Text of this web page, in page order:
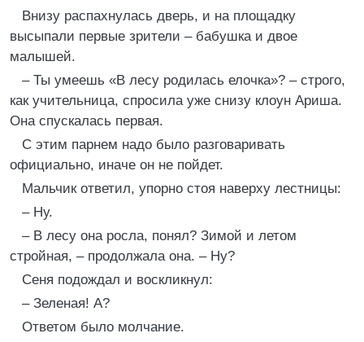
Внизу распахнулась дверь, и на площадку
высыпали первые зрители – бабушка и двое
малышей.
– Ты умеешь «В лесу родилась елочка»? – строго,
как учительница, спросила уже снизу клоун Ариша.
Она спускалась первая.
С этим парнем надо было разговаривать
официально, иначе он не пойдет.
Мальчик ответил, упорно стоя наверху лестницы:
– Ну.
– В лесу она росла, понял? Зимой и летом
стройная, – продолжала она. – Ну?
Сеня подождал и воскликнул:
– Зеленая! А?
Ответом было молчание.